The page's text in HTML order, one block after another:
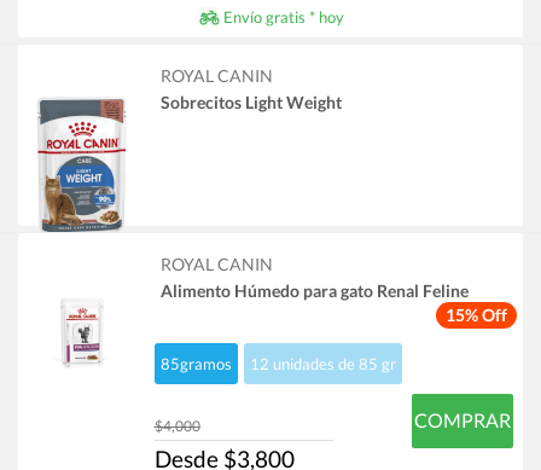
Envío gratis * hoy
ROYAL CANIN
Sobrecitos Light Weight
15% Off
ROYAL CANIN
Alimento Húmedo para gato Renal Feline
85gramos 12 unidades de 85 gr
$4,000
Desde $3,800
COMPRAR